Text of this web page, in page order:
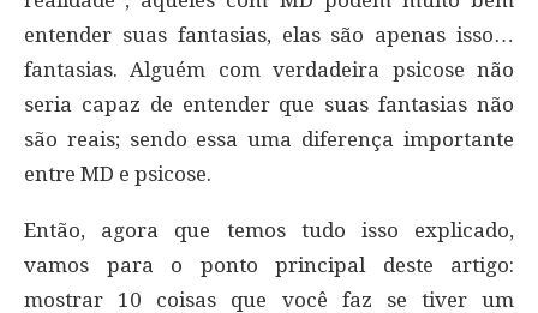
entender suas fantasias, elas são apenas isso…
fantasias. Alguém com verdadeira psicose não
seria capaz de entender que suas fantasias não
são reais; sendo essa uma diferença importante
entre MD e psicose.
Então, agora que temos tudo isso explicado,
vamos para o ponto principal deste artigo:
mostrar 10 coisas que você faz se tiver um